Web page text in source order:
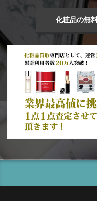
化粧品の無